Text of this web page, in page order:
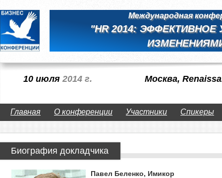
Международная
"HR 2014: ЭФФЕКТИВНОЕ
10 июля 2014 г. Москва,
Главная О конференции Участники Спикеры
Биография докладчика
Павел Беленко, Имикор